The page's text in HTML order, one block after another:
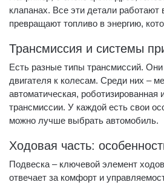
клапанах. Все эти детали работают
превращают топливо в энергию,
Трансмиссия и системы
Есть разные типы трансмиссий.
двигателя к колесам. Среди них –
автоматическая, роботизированная
трансмиссии. У каждой есть свои
можно лучше выбрать автомобиль.
Ходовая часть:
Подвеска – ключевой элемент
отвечает за комфорт и